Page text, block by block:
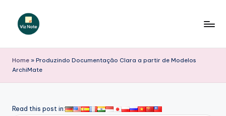
iz
N
t
Home » Produzindo Documentação Clara a partir de Modelos
ArchiMate
Read this post in: